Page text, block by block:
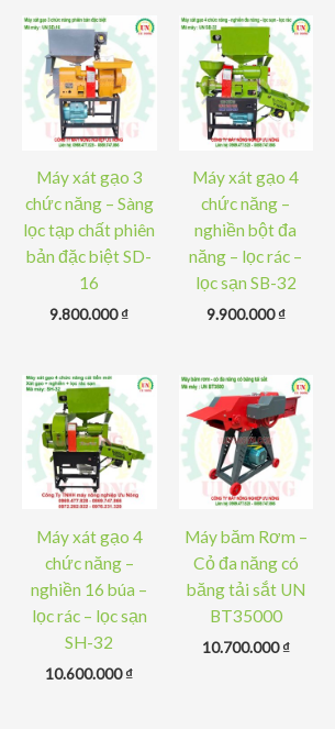
Máy xát gạo 3
chức năng – Sàng
lọc tạp chất phiên
bản đặc biệt SD-
16
9.800.000₫
Máy xát gạo 4
chức năng –
nghiền bột đa
năng – lọc rác –
lọc sạn SB-32
9.900.000₫
Máy xát gạo 4
chức năng –
nghiền 16 búa –
lọc rác – lọc sạn
SH-32
10.600.000₫
Máy băm Rơm –
Cỏ đa năng có
băng tải sắt UN
BT35000
10.700.000₫